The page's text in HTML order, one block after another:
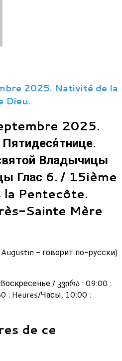
2025. Nativité de la
Dieu.
2025.
Владычицы
Глас 6. / 15ième
la Pentecôte.
Sainte Mère
- говорит по-русски)
/ კვირა : 09:00 :
: Heures/Часы, 10:00 :
de ce